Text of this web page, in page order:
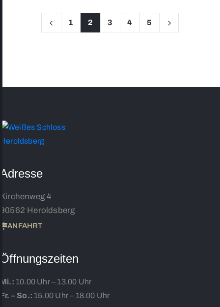
1 2 3 4 5
Adresse
Kirchenweg 4
90562 Heroldsberg
ANFAHRT
Öffnungszeiten
Mi.: 10.00 Uhr – 13.00 Uhr
Fr. – So.: 15.00 Uhr – 18.00 Uhr